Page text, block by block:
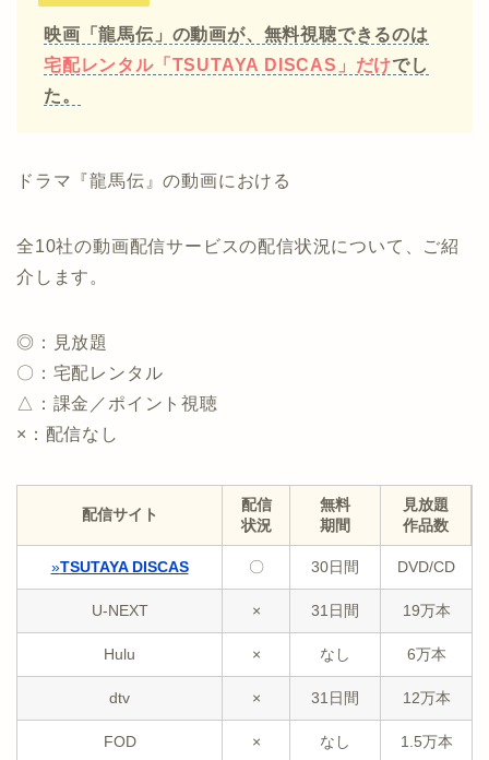
映画「龍馬伝」の動画が、無料視聴できるのは
宅配レンタル「TSUTAYA DISCAS」だけでし
た。
ドラマ『龍馬伝』の動画における
全10社の動画配信サービスの配信状況について、ご紹
介します。
◎：見放題
〇：宅配レンタル
△：課金／ポイント視聴
×：配信なし
配信サイト
配信
状況
無料
期間
見放題
作品数
»TSUTAYA DISCAS 〇 30日間 DVD/CD
U-NEXT × 31日間 19万本
Hulu × なし 6万本
dtv × 31日間 12万本
FOD × なし 1.5万本